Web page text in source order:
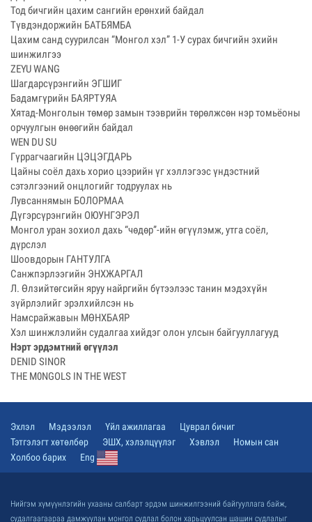
Тод бичгийн цахим сангийн ерөнхий байдал
Түвдэндоржийн БАТБЯМБА
Цахим санд суурилсан “Монгол хэл” 1-У сурах бичгийн эхийн
шинжилгээ
ZEYU WANG
Шагдарсүрэнгийн ЭГШИГ
Бадамгүрийн БАЯРТУЯА
Хятад-Монголын төмөр замын тээврийн төрөлжсөн нэр томьёоны
орчуулгын өнөөгийн байдал
WEN DU SU
Гүррагчаагийн ЦЭЦЭГДАРЬ
Цайны соёл дахь хорио цээрийн үг хэллэгээс үндэстний
сэтэлгээний онцлогийг тодруулах нь
Лувсаннямын БОЛОРМАА
Дүгэрсүрэнгийн ОЮУНГЭРЭЛ
Монгол уран зохиол дахь “чөдөр”-ийн өгүүлэмж, утга соёл,
дүрслэл
Шоовдорын ГАНТУЛГА
Санжпэрлээгийн ЭНХЖАРГАЛ
Л. Өлзийтөгсийн яруу найргийн бүтээлээс танин мэдэхүйн
зүйрлэлийг эрэлхийлсэн нь
Намсрайжавын МӨНХБАЯР
Хэл шинжлэлийн судалгаа хийдэг олон улсын байгууллагууд
Нэрт эрдэмтний өгүүлэл
DENID SINOR
ТНЕ М0NGOLS IN THE WEST
Эхлэл Мэдээлэл Үйл ажиллагаа
Цуврал бичиг
Тэтгэлэгт хөтөлбөр
ЭШХ, хэлэлцүүлэг Хэвлэл
Номын сан
Холбоо барих
Eng
Нийгэм хүмүүнлэгийн ухааны салбарт эрдэм шинжилгээний байгууллага байж,
судалгаагаараа дамжуулан монгол судлал болон харьцуулсан шашин судлалыг